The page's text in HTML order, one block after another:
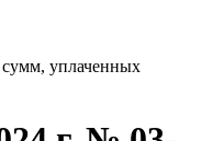
уплаченных